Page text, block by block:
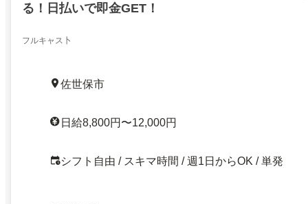
る！日払いで即金GET！
フルキャス卜
佐世保市
日給8,800円〜12,000円
シフト自由 / スキマ時間 / 週1日からOK / 単発